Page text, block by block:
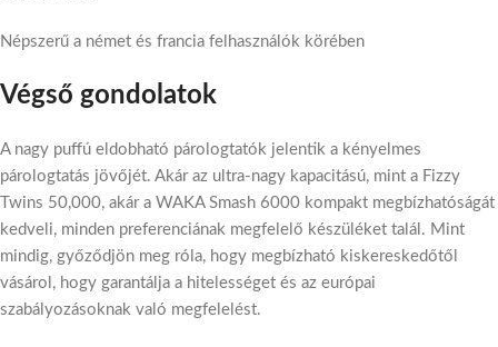
Népszerű a német és francia felhasználók körében
Végső gondolatok
A nagy puffú eldobható párologtatók jelentik a kényelmes
párologtatás jövőjét. Akár az ultra-nagy kapacitású, mint a Fizzy
Twins 50,000, akár a WAKA Smash 6000 kompakt megbízhatóságát
kedveli, minden preferenciának megfelelő készüléket talál. Mint
mindig, győződjön meg róla, hogy megbízható kiskereskedőtől
vásárol, hogy garantálja a hitelességet és az európai
szabályozásoknak való megfelelést.